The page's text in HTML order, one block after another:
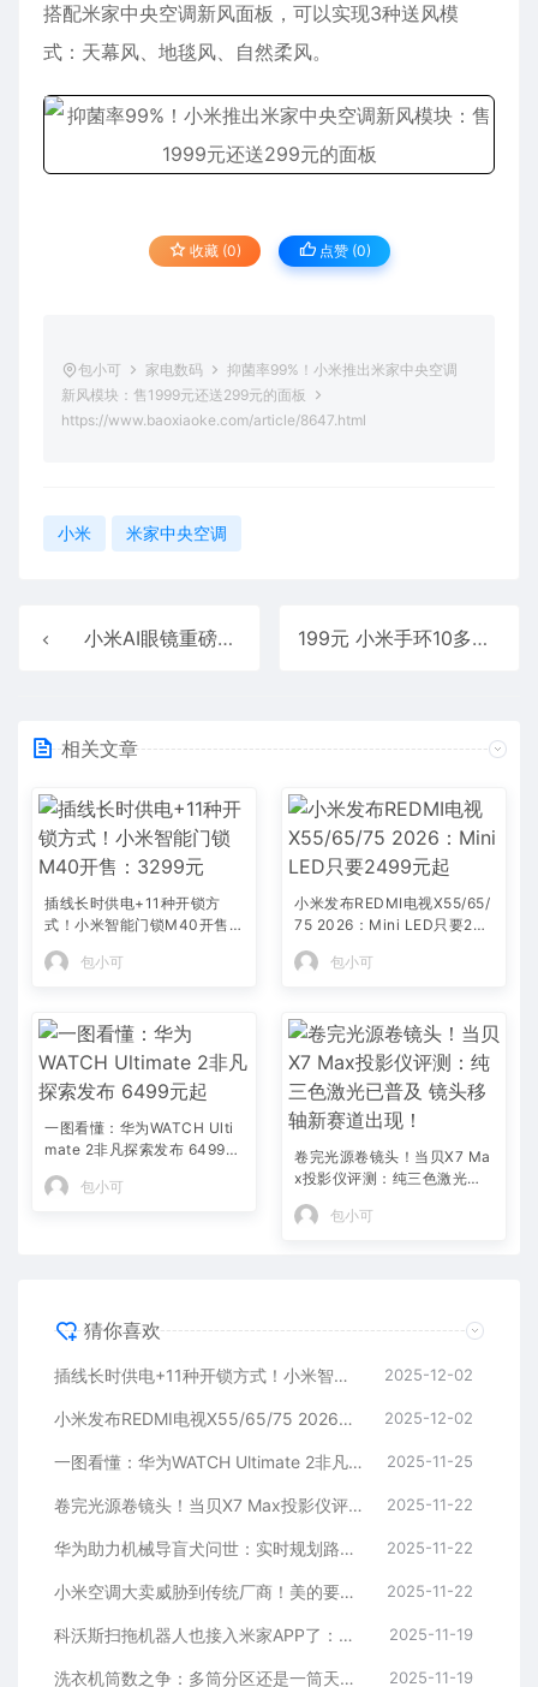
搭配米家中央空调新风面板，可以实现3种送风模
式：天幕风、地毯风、自然柔风。
收藏 (0) 点赞 (0)
包小可 家电数码
抑菌率99%！小米推出米家中央空调
新风模块：售1999元还送299元的面板
https://www.baoxiaoke.com/article/8647.html
小米 米家中央空调
小米AI眼镜重磅发布：支持支付宝“看一下支付” 199元 小米手环10多功能桌搭发布：支持音乐播放
相关文章
插线长时供电+11种开锁方
式！小米智能门锁M40开售：
3299元
包小可
小米发布REDMI电视X55/65/
75 2026：Mini LED只要249
9元起
包小可
一图看懂：华为WATCH Ulti
mate 2非凡探索发布 6499元
起
包小可
卷完光源卷镜头！当贝X7 Ma
x投影仪评测：纯三色激光已
普及 镜头移轴新赛道出现！
包小可
猜你喜欢
插线长时供电+11种开锁方式！小米智能门锁M40开售：3299元 2025-12-02
小米发布REDMI电视X55/65/75 2026：Mini LED只要2499元起 2025-12-02
一图看懂：华为WATCH Ultimate 2非凡探索发布 6499元起 2025-11-25
卷完光源卷镜头！当贝X7 Max投影仪评测：纯三色激光已普及 镜头移轴新赛道出现！ 2025-11-22
华为助力机械导盲犬问世：实时规划路径、语音交互 2025-11-22
小米空调大卖威胁到传统厂商！美的要求售后停止小米和格力业务：官方回应 2025-11-22
科沃斯扫拖机器人也接入米家APP了：小爱同学一句话控制 2025-11-19
洗衣机筒数之争：多筒分区还是一筒天下 到底哪个好 2025-11-19